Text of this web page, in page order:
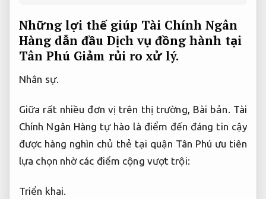
Những lợi thế giúp Tài Chính Ngân
Hàng dẫn đầu Dịch vụ đồng hành tại
Tân Phú Giảm rủi ro xử lý.
Nhân sự.
Giữa rất nhiều đơn vị trên thị trường, Bài bản.
Tài
Chính Ngân Hàng tự hào là điểm đến đáng tin cậy
được hàng nghìn chủ thẻ tại quận Tân Phú ưu tiên
lựa chọn nhờ các điểm cộng vượt trội:
Triển khai.